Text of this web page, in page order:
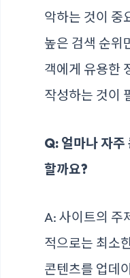
악하는 것이 중
높은 검색 순위
객에게 유용한
작성하는 것이
Q: 얼마나 자주
할까요?
A: 사이트의 주
적으로는 최소
콘텐츠를 업데